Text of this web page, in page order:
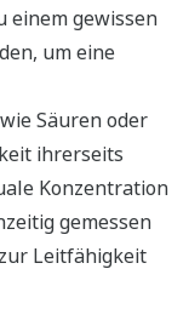
einem gewissen
um eine
Säuren oder
ihrerseits
Konzentration
gemessen
Leitfähigkeit